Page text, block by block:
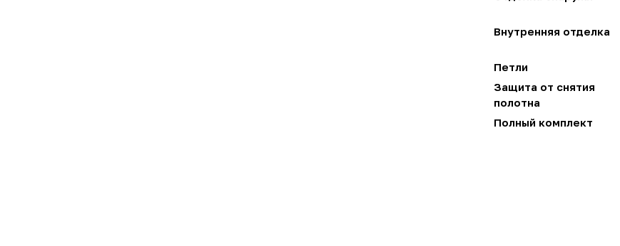
Внутренняя отделка
Петли
Защита от снятия
полотна
Полный комплект